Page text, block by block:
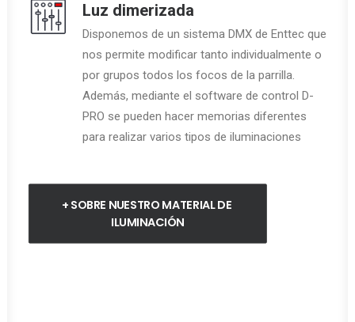
Luz dimerizada
Disponemos de un sistema DMX de Enttec que
nos permite modificar tanto individualmente o
por grupos todos los focos de la parrilla.
Además, mediante el software de control D-
PRO se pueden hacer memorias diferentes
para realizar varios tipos de iluminaciones
+ SOBRE NUESTRO MATERIAL DE
ILUMINACIÓN